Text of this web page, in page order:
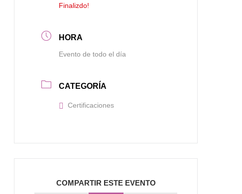
Finalizdo!
HORA
Evento de todo el día
CATEGORÍA
Certificaciones
COMPARTIR ESTE EVENTO